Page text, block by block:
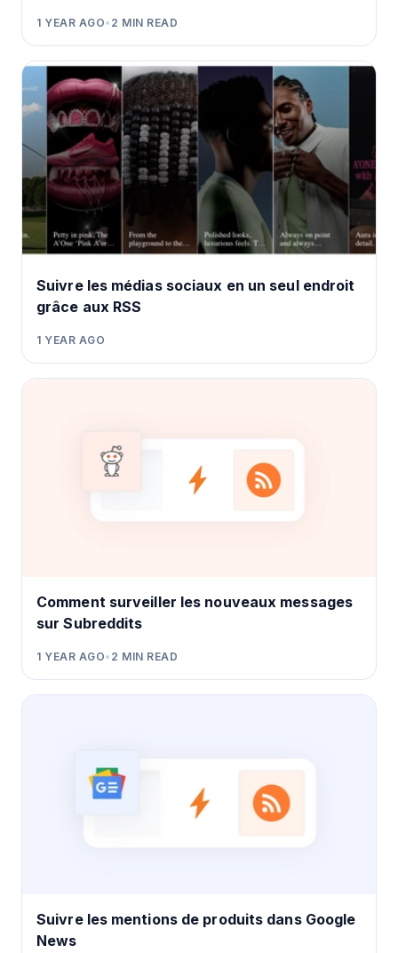
1 YEAR AGO• 2 MIN READ
Suivre les médias sociaux en un seul endroit
grâce aux RSS
1 YEAR AGO
Comment surveiller les nouveaux messages
sur Subreddits
1 YEAR AGO• 2 MIN READ
Suivre les mentions de produits dans Google
News